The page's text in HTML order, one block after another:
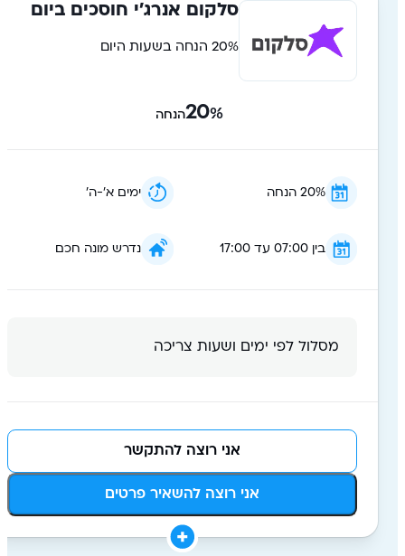
סלקום אנרג'י חוסכים ביום
20% הנחה בשעות היום
20% הנחה
20% הנחה ימים א׳-ה׳
בין 07:00 עד 17:00 נדרש מונה חכם
מסלול לפי ימים ושעות צריכה
אני רוצה להשאיר פרטים
אני רוצה להתקשר